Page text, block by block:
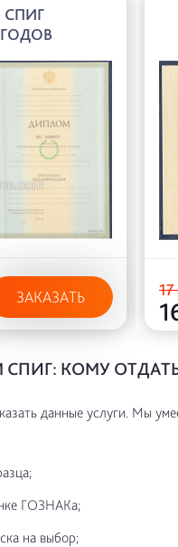
ГОДОВ
ЗАКАЗАТЬ
КОМУ
данные услуги. Мы
ГОЗНАКа;
на выбор;